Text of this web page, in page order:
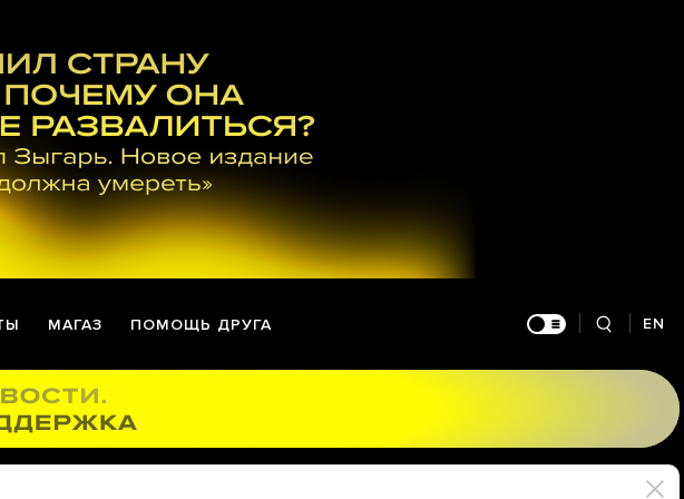
МАГАЗ ПОМОЩЬ ДРУГА EN